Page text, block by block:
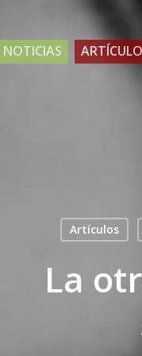
NOTICIAS
Artículos
La